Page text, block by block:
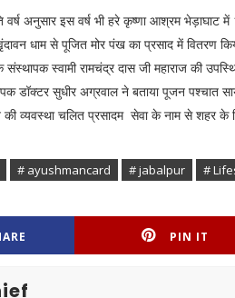
वर्ष अनुसार इस वर्ष भी हरे कृष्णा आश्रम
धाम से पूजित मोर पंख का प्रसाद में वितरण
के संस्थापक स्वामी रामचंद्र दास जी
सुधीर अग्रवाल ने बताया पूजन पश्चात
व्यवस्था चलित प्रसादम सेवा के नाम से शहर के
# ayushmancard # jabalpur #
PIN IT